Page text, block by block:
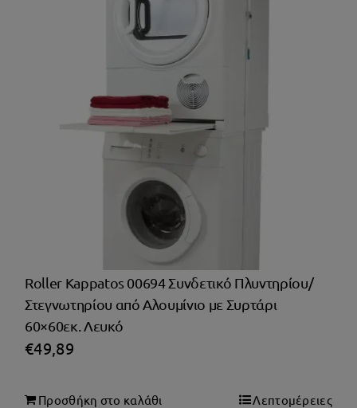
Roller Kappatos 00694 Συνδετικό Πλυντηρίου/
Στεγνωτηρίου από Αλουμίνιο με Συρτάρι
60×60εκ. Λευκό
€49,89
Προσθήκη στο καλάθι Λεπτομέρειες